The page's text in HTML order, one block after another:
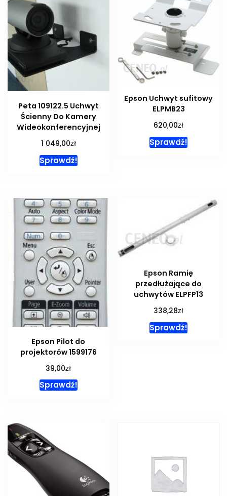
Peta 109122.5 Uchwyt
Ścienny Do Kamery
Wideokonferencyjnej
1 049,00zł
Sprawdź!
Epson Uchwyt sufitowy
ELPMB23
620,00zł
Sprawdź!
Epson Pilot do
projektorów 1599176
39,00zł
Sprawdź!
Epson Ramię
przedłużające do
uchwytów ELPFP13
338,28zł
Sprawdź!